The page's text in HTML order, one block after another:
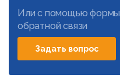
Или с помощью формы
обратной связи
Задать вопрос